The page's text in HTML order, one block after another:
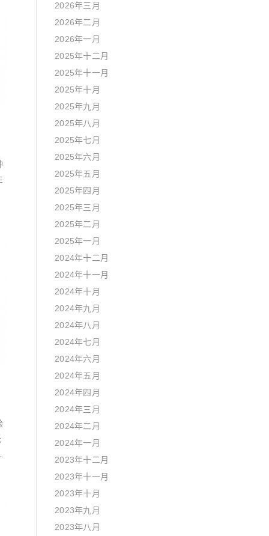
2026年三月
2026年二月
2026年一月
2025年十二月
2025年十一月
2025年十月
2025年九月
2025年八月
2025年七月
2025年六月
2025年五月
2025年四月
2025年三月
2025年二月
2025年一月
2024年十二月
2024年十一月
2024年十月
2024年九月
2024年八月
2024年七月
2024年六月
2024年五月
2024年四月
2024年三月
2024年二月
2024年一月
2023年十二月
2023年十一月
2023年十月
2023年九月
2023年八月